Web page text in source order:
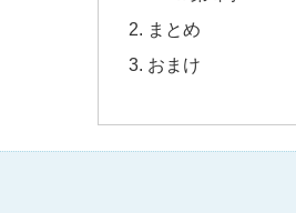
まとめ
おまけ